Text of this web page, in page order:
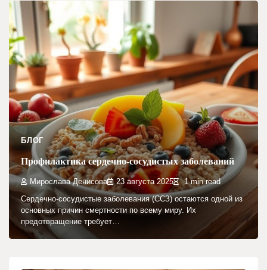
БЛОГ
Профилактика сердечно-сосудистых заболеваний
Мирослава Денисова 23 августа 2025 1 min read
Сердечно-сосудистые заболевания (ССЗ) остаются одной из
основных причин смертности по всему миру. Их
предотвращение требует…